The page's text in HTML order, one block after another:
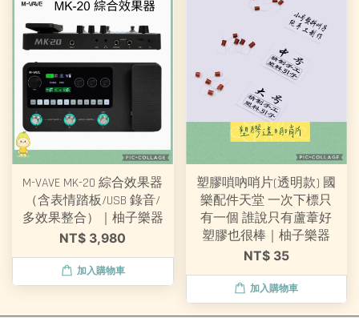
M-VAVE MK-20 綜合效果器
（含表情踏板/USB 錄音/
多效果整合）｜柚子樂器
NT$ 3,980
加入購物車
塑膠嗩吶哨片(透明款) 國
樂配件天堂 一次下標只
有一個 誰說只有蘆葦好
塑膠也很棒｜柚子樂器
NT$ 35
加入購物車